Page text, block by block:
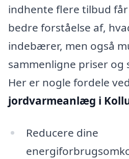
indhente flere tilbud
bedre forståelse af,
indebærer, men også
sammenligne priser og
Her er nogle fordele
jordvarmeanlæg i
Reducere dine